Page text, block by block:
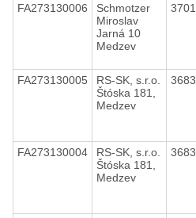
FA273130006
Schmotzer
Miroslav
Jarná 10
Medzev
FA273130005
RS-SK, s.r.o.
Štóska 181,
Medzev
FA273130004
RS-SK, s.r.o.
Štóska 181,
Medzev